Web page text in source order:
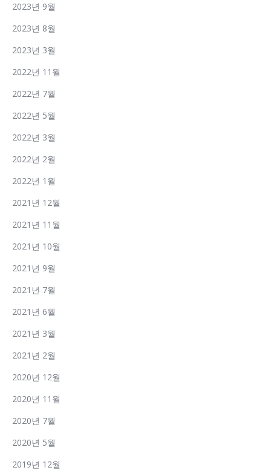
2023년 9월
2023년 8월
2023년 3월
2022년 11월
2022년 7월
2022년 5월
2022년 3월
2022년 2월
2022년 1월
2021년 12월
2021년 11월
2021년 10월
2021년 9월
2021년 7월
2021년 6월
2021년 3월
2021년 2월
2020년 12월
2020년 11월
2020년 7월
2020년 5월
2019년 12월